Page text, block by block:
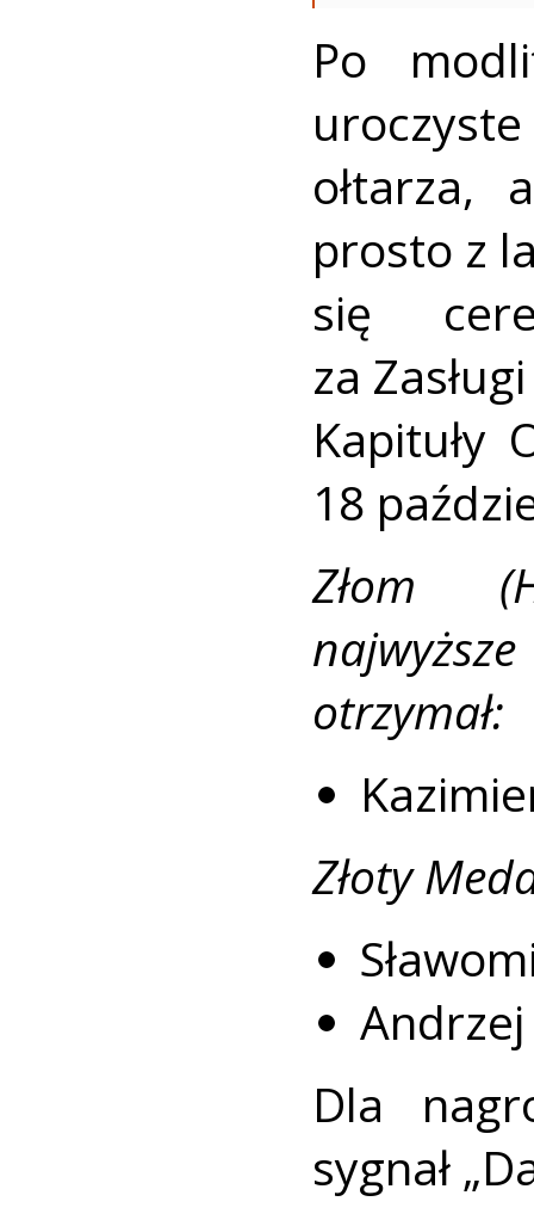
Po
ołtarza,
prosto z
się
za
Kapituły
18
Złom
otrzymał:
Złoty
Dla
sygnał